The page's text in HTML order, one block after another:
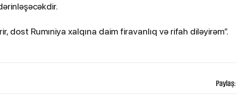
dost Rumıniya xalqına daim firavanlıq və rifah diləyirəm”.
Paylaş: